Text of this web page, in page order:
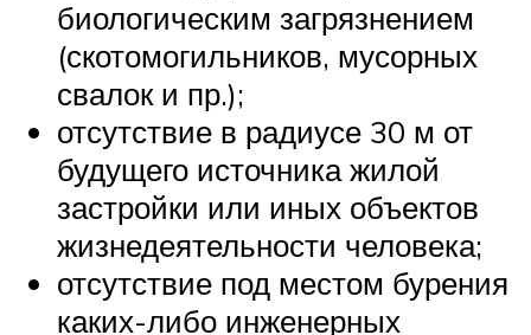
биологическим загрязнением
(скотомогильников, мусорных
свалок и пр.);
отсутствие в радиусе 30 м от
будущего источника жилой
застройки или иных объектов
жизнедеятельности человека;
отсутствие под местом бурения
каких-либо инженерных